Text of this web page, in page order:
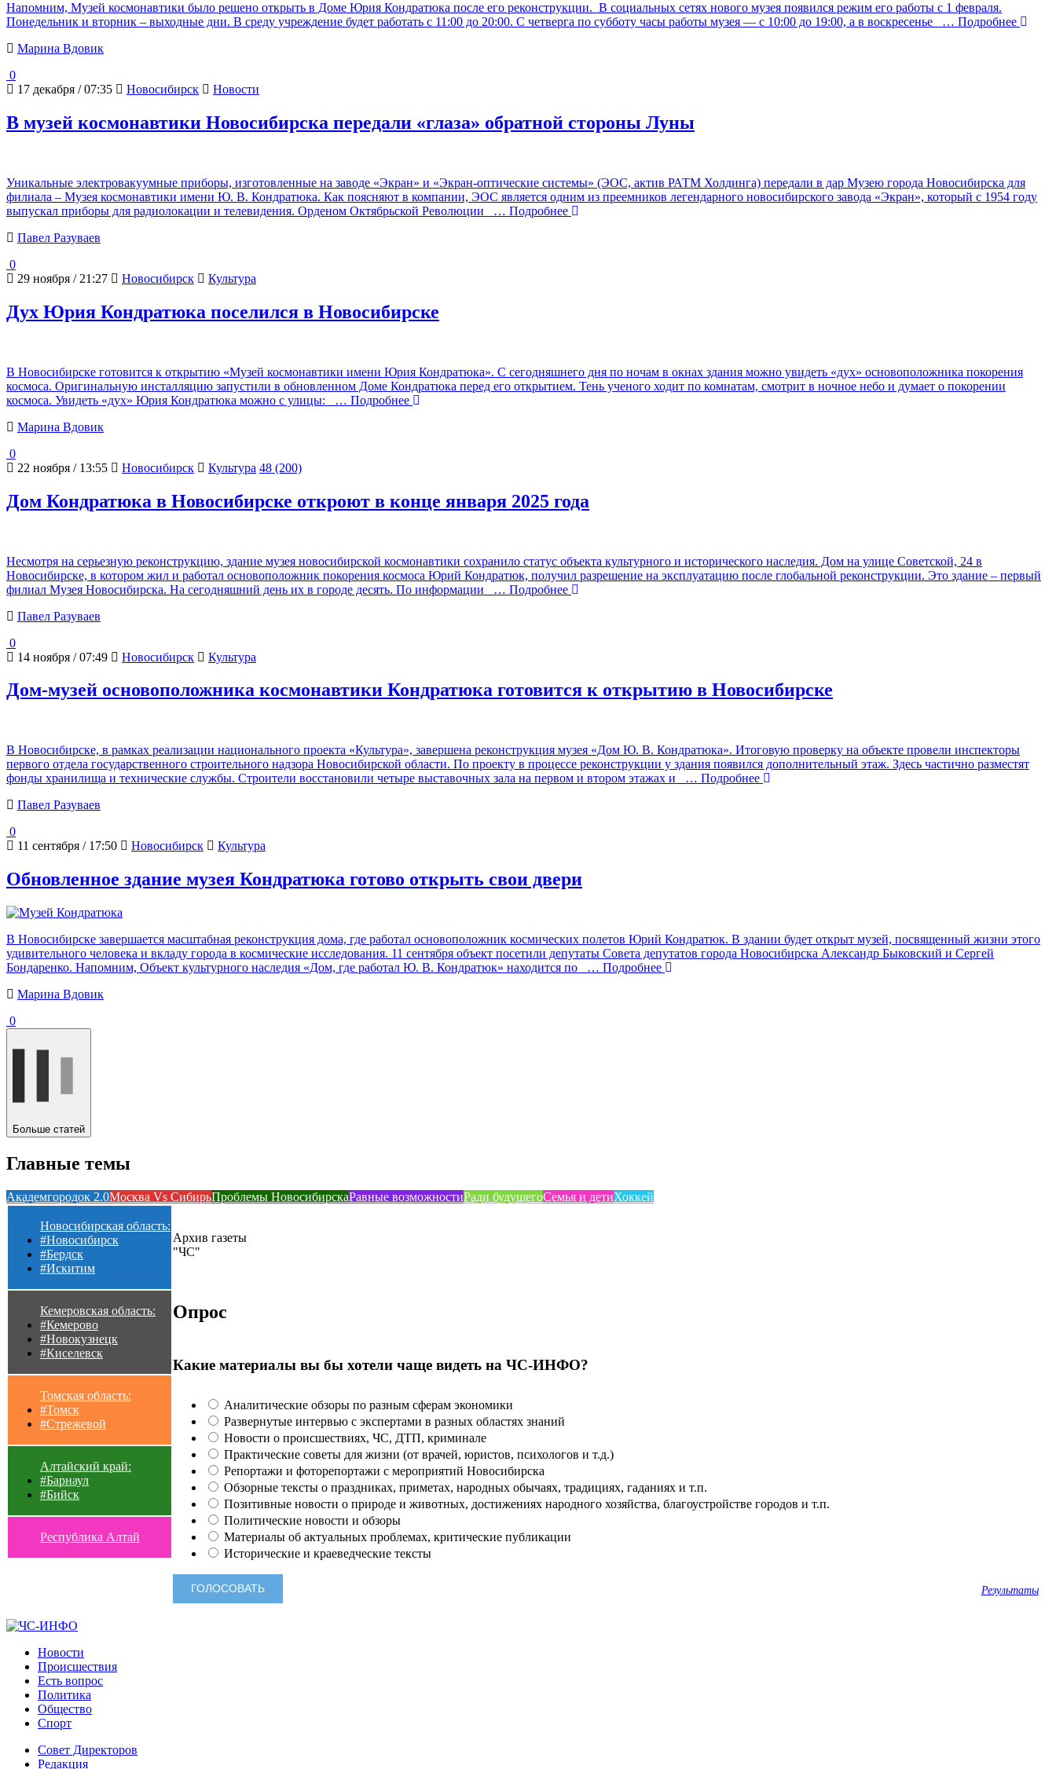
Напомним, Музей космонавтики было решено открыть в Доме Юрия Кондратюка после его реконструкции. В социальных сетях нового музея появился режим его работы с 1 февраля.
Понедельник и вторник – выходные дни. В среду учреждение будет работать с 11:00 до 20:00. С четверга по субботу часы работы музея — с 10:00 до 19:00, а в воскресенье
… Подробнее
Марина Вдовик
0
17 декабря / 07:35
Новосибирск Новости
В музей космонавтики Новосибирска передали «глаза» обратной стороны Луны
Уникальные электровакуумные приборы, изготовленные на заводе «Экран» и «Экран-оптические системы» (ЭОС, актив РАТМ Холдинга) передали в дар Музею города Новосибирска для
филиала – Музея космонавтики имени Ю. В. Кондратюка. Как поясняют в компании, ЭОС является одним из преемников легендарного новосибирского завода «Экран», который c 1954 году
выпускал приборы для радиолокации и телевидения. Орденом Октябрьской Революции
… Подробнее
Павел Разуваев
0
29 ноября / 21:27
Новосибирск Культура
Дух Юрия Кондратюка поселился в Новосибирске
В Новосибирске готовится к открытию «Музей космонавтики имени Юрия Кондратюка». С сегодняшнего дня по ночам в окнах здания можно увидеть «дух» основоположника покорения
космоса. Оригинальную инсталляцию запустили в обновленном Доме Кондратюка перед его открытием. Тень ученого ходит по комнатам, смотрит в ночное небо и думает о покорении
космоса. Увидеть «дух» Юрия Кондратюка можно с улицы:
… Подробнее
Марина Вдовик
0
22 ноября / 13:55
Новосибирск Культура 48 (200)
Дом Кондратюка в Новосибирске откроют в конце января 2025 года
Несмотря на серьезную реконструкцию, здание музея новосибирской космонавтики сохранило статус объекта культурного и исторического наследия. Дом на улице Советской, 24 в
Новосибирске, в котором жил и работал основоположник покорения космоса Юрий Кондратюк, получил разрешение на эксплуатацию после глобальной реконструкции. Это здание – первый
филиал Музея Новосибирска. На сегодняшний день их в городе десять. По информации
… Подробнее
Павел Разуваев
0
14 ноября / 07:49
Новосибирск Культура
Дом-музей основоположника космонавтики Кондратюка готовится к открытию в Новосибирске
В Новосибирске, в рамках реализации национального проекта «Культура», завершена реконструкция музея «Дом Ю. В. Кондратюка». Итоговую проверку на объекте провели инспекторы
первого отдела государственного строительного надзора Новосибирской области. По проекту в процессе реконструкции у здания появился дополнительный этаж. Здесь частично разместят
фонды хранилища и технические службы. Строители восстановили четыре выставочных зала на первом и втором этажах и
… Подробнее
Павел Разуваев
0
11 сентября / 17:50
Новосибирск Культура
Обновленное здание музея Кондратюка готово открыть свои двери
В Новосибирске завершается масштабная реконструкция дома, где работал основоположник космических полетов Юрий Кондратюк. В здании будет открыт музей, посвященный жизни этого
удивительного человека и вкладу города в космические исследования. 11 сентября объект посетили депутаты Совета депутатов города Новосибирска Александр Быковский и Сергей
Бондаренко. Напомним, Объект культурного наследия «Дом, где работал Ю. В. Кондратюк» находится по
… Подробнее
Марина Вдовик
0
Больше статей
Главные темы
Академгородок 2.0Москва Vs СибирьПроблемы НовосибирскаРавные возможностиРади будущегоСемья и детиХоккей
Новосибирская область:
#Новосибирск
#Бердск
#Искитим
Кемеровская область:
#Кемерово
#Новокузнецк
#Киселевск
Томская область:
#Томск
#Стрежевой
Алтайский край:
#Барнаул
#Бийск
Республика Алтай
Архив газеты
"ЧС"
Опрос
Какие материалы вы бы хотели чаще видеть на ЧС-ИНФО?
Аналитические обзоры по разным сферам экономики
Развернутые интервью с экспертами в разных областях знаний
Новости о происшествиях, ЧС, ДТП, криминале
Практические советы для жизни (от врачей, юристов, психологов и т.д.)
Репортажи и фоторепортажи с мероприятий Новосибирска
Обзорные тексты о праздниках, приметах, народных обычаях, традициях, гаданиях и т.п.
Позитивные новости о природе и животных, достижениях народного хозяйства, благоустройстве городов и т.п.
Политические новости и обзоры
Материалы об актуальных проблемах, критические публикации
Исторические и краеведческие тексты
Результаты
Новости
Происшествия
Есть вопрос
Политика
Общество
Спорт
Совет Директоров
Редакция